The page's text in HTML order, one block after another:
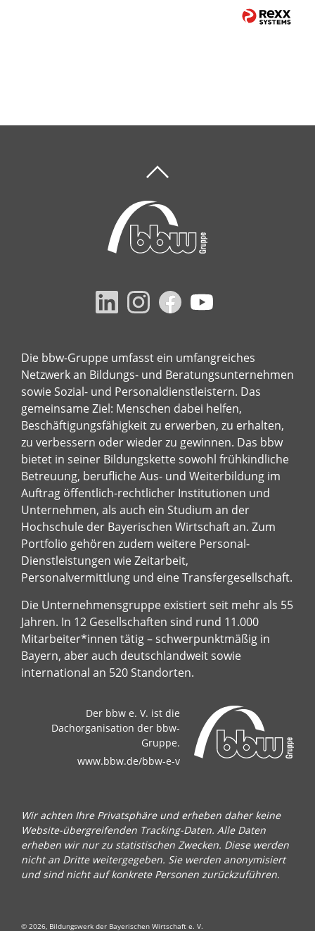
Die bbw-Gruppe umfasst ein umfangreiches
Netzwerk an Bildungs- und Beratungsunternehmen
sowie Sozial- und Personaldienstleistern. Das
gemeinsame Ziel: Menschen dabei helfen,
Beschäftigungsfähigkeit zu erwerben, zu erhalten,
zu verbessern oder wieder zu gewinnen. Das bbw
bietet in seiner Bildungskette sowohl frühkindliche
Betreuung, berufliche Aus- und Weiterbildung im
Auftrag öffentlich-rechtlicher Institutionen und
Unternehmen, als auch ein Studium an der
Hochschule der Bayerischen Wirtschaft an. Zum
Portfolio gehören zudem weitere Personal-
Dienstleistungen wie Zeitarbeit,
Personalvermittlung und eine Transfergesellschaft.
Die Unternehmensgruppe existiert seit mehr als 55
Jahren. In 12 Gesellschaften sind rund 11.000
Mitarbeiter*innen tätig – schwerpunktmäßig in
Bayern, aber auch deutschlandweit sowie
international an 520 Standorten.
Der bbw e. V. ist die
Dachorganisation der bbw-
Gruppe.
www.bbw.de/bbw-e-v
Wir achten Ihre Privatsphäre und erheben daher keine
Website-übergreifenden Tracking-Daten. Alle Daten
erheben wir nur zu statistischen Zwecken. Diese werden
nicht an Dritte weitergegeben. Sie werden anonymisiert
und sind nicht auf konkrete Personen zurückzuführen.
© 2026, Bildungswerk der Bayerischen Wirtschaft e. V.